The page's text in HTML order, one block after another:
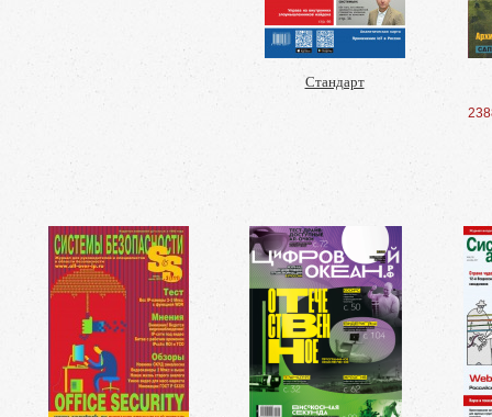
Стандарт